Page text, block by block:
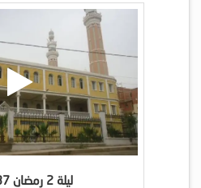
ليلة 2 رمضان 1437 هـ